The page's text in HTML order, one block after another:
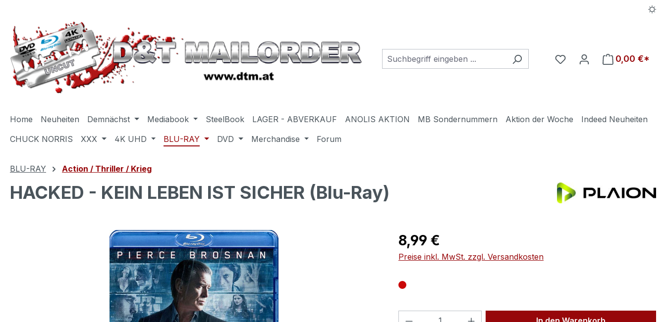
Du hast 0 Produkte auf
0,00 €*
Home Neuheiten Demnächst Mediabook SteelBook LAGER - ABVERKAUF ANOLIS AKTION MB Sondernummern Aktion der Woche
Indeed Neuheiten
CHUCK NORRIS
XXX 4K UHD BLU-RAY DVD Merchandise Forum
BLU-RAY Action / Thriller / Krieg
HACKED - KEIN LEBEN IST SICHER (Blu-Ray)
Regulärer Preis:
8,99 €
Preise inkl. MwSt. zzgl. Versandkosten
Produkt Anzahl: Gib den gewünschten Wert